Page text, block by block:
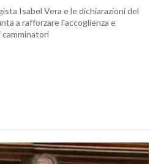
Isabel Vera e le dichiarazioni del
a rafforzare l'accoglienza e